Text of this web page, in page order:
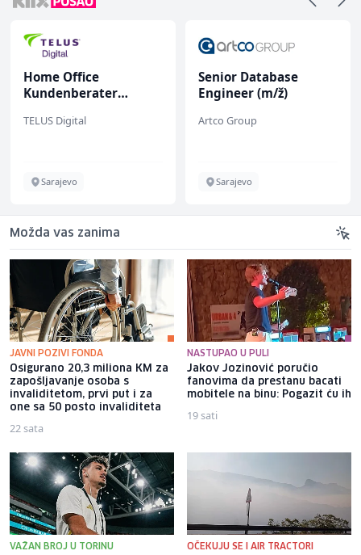
Home Office
Kundenberater
renommiertes
TELUS Digital
Sarajevo
Senior Database
Engineer (m/ž)
Artco Group
Sarajevo
Možda vas zanima
JAVNI POZIVI FONDA
Osigurano 20,3 miliona KM za
zapošljavanje osoba s
invaliditetom, prvi put i za
one sa 50 posto invaliditeta
22 sata
NASTUPAO U PULI
Jakov Jozinović poručio
fanovima da prestanu bacati
mobitele na binu: Pogazit ću ih
19 sati
VAŽAN BROJ U TORINU OČEKUJU SE I AIR TRACTORI